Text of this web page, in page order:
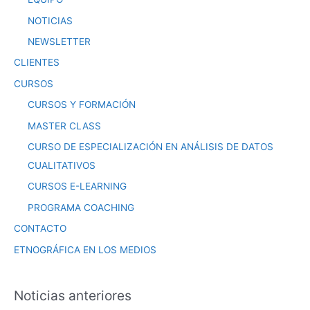
NOTICIAS
NEWSLETTER
CLIENTES
CURSOS
CURSOS Y FORMACIÓN
MASTER CLASS
CURSO DE ESPECIALIZACIÓN EN ANÁLISIS DE DATOS
CUALITATIVOS
CURSOS E-LEARNING
PROGRAMA COACHING
CONTACTO
ETNOGRÁFICA EN LOS MEDIOS
Noticias anteriores